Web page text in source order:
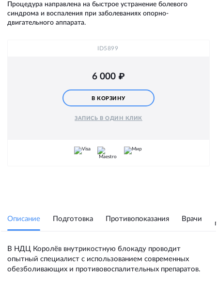
Процедура направлена на быстрое устранение болевого
синдрома и воспаления при заболеваниях опорно-
двигательного аппарата.
ID5899
6 000 ₽
В КОРЗИНУ
ЗАПИСЬ В ОДИН КЛИК
Описание Подготовка Противопоказания Врачи
В НДЦ Королёв внутрикостную блокаду проводит
опытный специалист с использованием современных
обезболивающих и противовоспалительных препаратов.